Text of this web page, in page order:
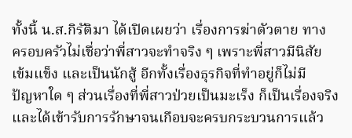
ทั้งนี้ น.ส.กิรัติมา ได้เปิดเผยว่า เรื่องการฆ่าตัวตาย ทาง
ครอบครัวไม่เชื่อว่าพี่สาวจะทำจริง ๆ เพราะพี่สาวมีนิสัย
เข้มแข็ง และเป็นนักสู้ อีกทั้งเรื่องธุรกิจที่ทำอยู่ก็ไม่มี
ปัญหาใด ๆ ส่วนเรื่องที่พี่สาวป่วยเป็นมะเร็ง ก็เป็นเรื่องจริง
และได้เข้ารับการรักษาจนเกือบจะครบกระบวนการแล้ว